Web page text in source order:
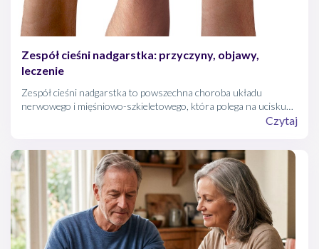
Zespół cieśni nadgarstka: przyczyny, objawy,
leczenie
Zespół cieśni nadgarstka to powszechna choroba układu
nerwowego i mięśniowo-szkieletowego, która polega na ucisku
Czytaj